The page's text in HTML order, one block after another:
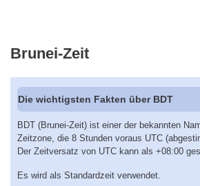
Brunei-Zeit
Die wichtigsten Fakten über BDT
BDT (Brunei-Zeit) ist einer der bekannten
Zeitzone, die 8 Stunden voraus UTC
Der Zeitversatz von UTC kann als +08:00
Es wird als Standardzeit verwendet.